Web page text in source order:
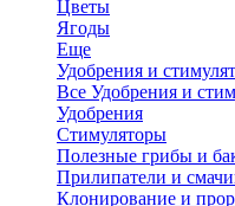
Цветы
Ягоды
Еще
Удобрения и
Все Удобрения и
Удобрения
Стимуляторы
Полезные грибы и
Прилипатели и
Клонирование и